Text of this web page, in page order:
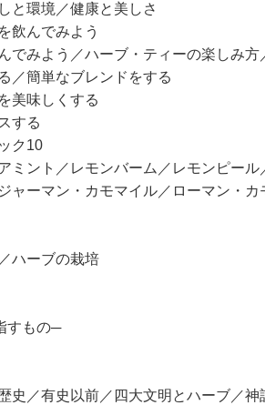
環境／健康と美しさ
んでみよう
よう／ハーブ・ティーの楽しみ方
簡単なブレンドをする
美味しくする
する
ク10
ト／レモンバーム／レモンピール
マン・カモマイル／ローマン・カ
ーブの栽培
すもの─
有史以前／四大文明とハーブ／神